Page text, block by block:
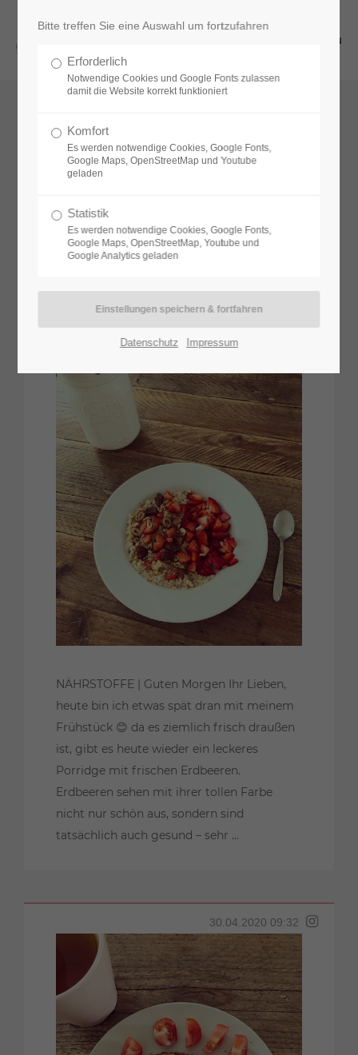
Menu
Follow me
05.05.2020 11:22
NÄHRSTOFFE | Guten Morgen Ihr Lieben,
heute bin ich etwas spät dran mit meinem
Frühstück 😊 da es ziemlich frisch draußen
ist, gibt es heute wieder ein leckeres
Porridge mit frischen Erdbeeren.
Erdbeeren sehen mit ihrer tollen Farbe
nicht nur schön aus, sondern sind
tatsächlich auch gesund – sehr ...
30.04.2020 09:32
Bitte treffen Sie eine Auswahl um fortzufahren
Erforderlich
Notwendige Cookies und Google Fonts zulassen
damit die Website korrekt funktioniert
Komfort
Es werden notwendige Cookies, Google Fonts,
Google Maps, OpenStreetMap und Youtube
geladen
Statistik
Es werden notwendige Cookies, Google Fonts,
Google Maps, OpenStreetMap, Youtube und
Google Analytics geladen
Datenschutz Impressum